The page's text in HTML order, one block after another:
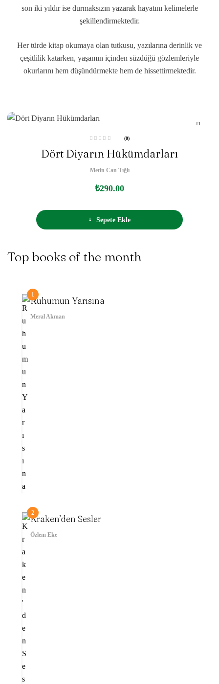
son iki yıldır ise durmaksızın yazarak hayatını kelimelerle
şekillendirmektedir.
Her türde kitap okumaya olan tutkusu, yazılarına derinlik ve
çeşitlilik katarken, yaşamın içinden süzdüğü gözlemleriyle
okurlarını hem düşündürmekte hem de hissettirmektedir.
ü
z
r
i
y
l
(0)
Dört Diyarın Hükümdarları
Metin Can Tığlı
₺290.00
Sepete Ekle
Top books of the month
1
Ruhumun Yarısına
Meral Akman
2
Kraken’den Sesler
Özlem Eke